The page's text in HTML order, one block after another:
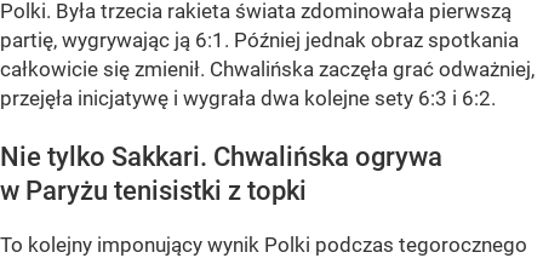
Polki. Była trzecia rakieta świata zdominowała pierwszą
partię, wygrywając ją 6:1. Później jednak obraz spotkania
całkowicie się zmienił. Chwalińska zaczęła grać odważniej,
przejęła inicjatywę i wygrała dwa kolejne sety 6:3 i 6:2.
Nie tylko Sakkari. Chwalińska ogrywa
w Paryżu tenisistki z topki
To kolejny imponujący wynik Polki podczas tegorocznego